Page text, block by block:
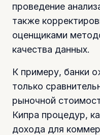
проведение
также
оценщиками
качества данных.
К примеру, банки
только
рыночной
Кипра процедур,
дохода для